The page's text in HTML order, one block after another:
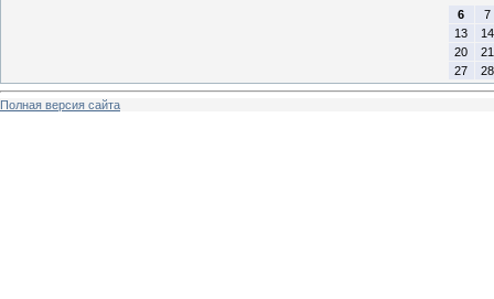
6
7
13
14
20
21
27
28
Полная версия сайта